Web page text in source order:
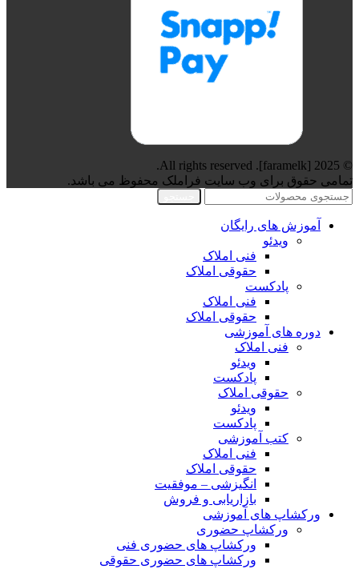
© 2025 [faramelk]. All rights reserved.
تمامی حقوق برای وب سایت فراملک محفوظ می باشد.
آموزش های رایگان
ویدئو
فنی املاک
حقوقی املاک
پادکست
فنی املاک
حقوقی املاک
دوره های آموزشی
فنی املاک
ویدئو
پادکست
حقوقی املاک
ویدئو
پادکست
کتب آموزشی
فنی املاک
حقوقی املاک
انگیزشی – موفقیت
بازاریابی و فروش
ورکشاپ های آموزشی
ورکشاپ حضوری
ورکشاپ های حضوری فنی
ورکشاپ های حضوری حقوقی